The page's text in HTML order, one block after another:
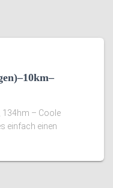
134hm – Coole
einfach einen